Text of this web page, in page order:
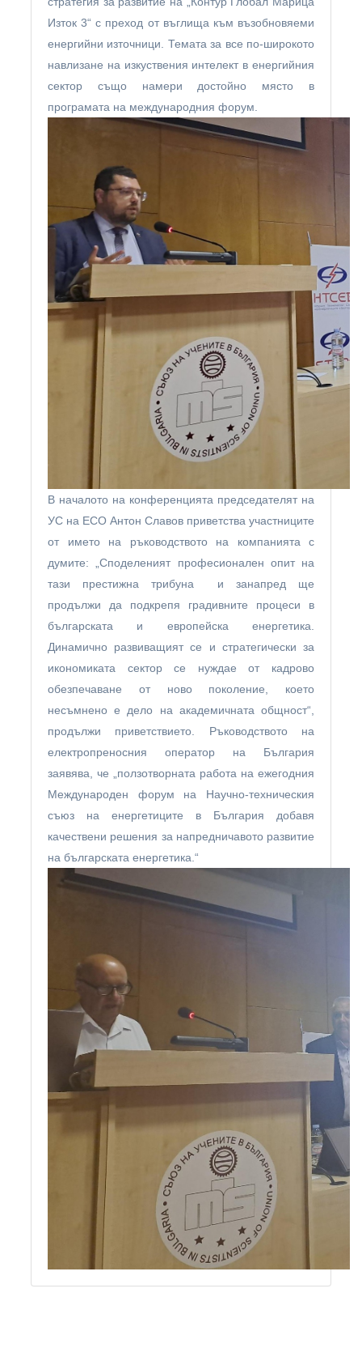
Изток 3“ с преход от въглища към възобновяеми
енергийни източници. Темата за все по-широкото
навлизане на изкуствения интелект в енергийния
сектор също намери достойно място в
програмата на международния форум.
В началото на конференцията председателят на
УС на ЕСО Антон Славов приветства участниците
от името на ръководството на компанията с
думите: „Споделеният професионален опит на
тази престижна трибуна и занапред ще
продължи да подкрепя градивните процеси в
българската и европейска енергетика.
Динамично развиващият се и стратегически за
икономиката сектор се нуждае от кадрово
обезпечаване от ново поколение, което
несъмнено е дело на академичната общност“,
продължи приветствието. Ръководството на
електропреносния оператор на България
заявява, че „ползотворната работа на ежегодния
Международен форум на Научно-техническия
съюз на енергетиците в България добавя
качествени решения за напредничавото развитие
на българската енергетика.“